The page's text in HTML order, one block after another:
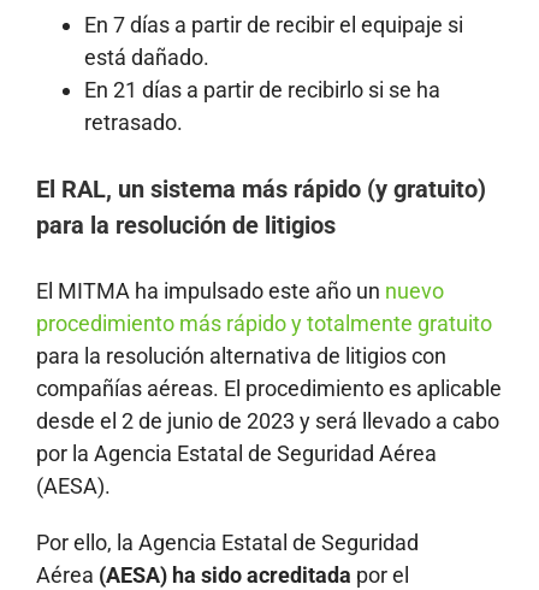
En 7 días a partir de recibir el equipaje si
está dañado.
En 21 días a partir de recibirlo si se ha
retrasado.
El RAL, un sistema más rápido (y gratuito)
para la resolución de litigios
El MITMA ha impulsado este año un nuevo
procedimiento más rápido y totalmente gratuito
para la resolución alternativa de litigios con
compañías aéreas. El procedimiento es aplicable
desde el 2 de junio de 2023 y será llevado a cabo
por la Agencia Estatal de Seguridad Aérea
(AESA).
Por ello, la Agencia Estatal de Seguridad
Aérea (AESA) ha sido acreditada por el